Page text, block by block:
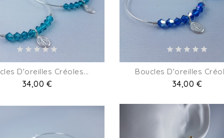
D'oreilles Créoles...
Prix
34,00 €
Boucles D'oreilles
Prix
34,00 €